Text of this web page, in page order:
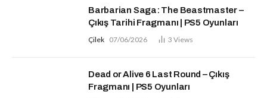
Barbarian Saga: The Beastmaster –
Çıkış Tarihi Fragmanı | PS5 Oyunları
Çilek 07/06/2026 3 Views
Dead or Alive 6 Last Round – Çıkış
Fragmanı | PS5 Oyunları